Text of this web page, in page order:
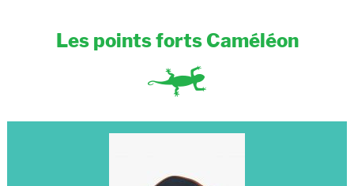
Les points forts Caméléon